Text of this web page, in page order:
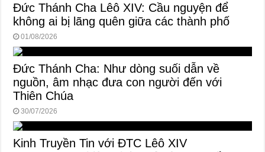
Đức Thánh Cha Lêô XIV: Cầu nguyện để
không ai bị lãng quên giữa các thành phố
01/08/2026
Đức Thánh Cha: Như dòng suối dẫn về
nguồn, âm nhạc đưa con người đến với
Thiên Chúa
30/07/2026
Kinh Truyền Tin với ĐTC Lêô XIV